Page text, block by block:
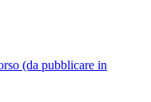
(da pubblicare in